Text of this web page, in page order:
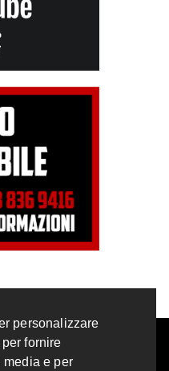
personalizzare
fornire
e per